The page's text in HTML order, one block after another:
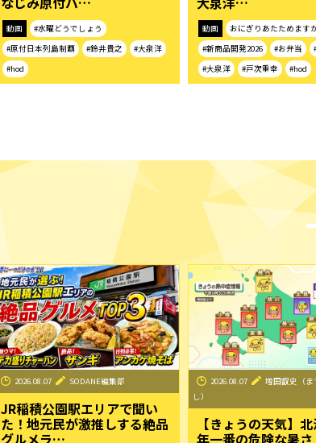
動画
#水曜どうでしょう
#原付日本列島制覇
#鈴井貴之
#大泉洋
#hod
動画
おにぎりあたためます
#新商品開発2026
#お弁当
#大泉洋
#戸次重幸 #hod
2026.08.07 SODANE編集部
JR稲積公園駅エリアで聞い
た！地元民が激推しする絶品
グルメラ…
2026.08.07
増田叡史（ま
し）
【きょうの天気】
年一番の危険な暑